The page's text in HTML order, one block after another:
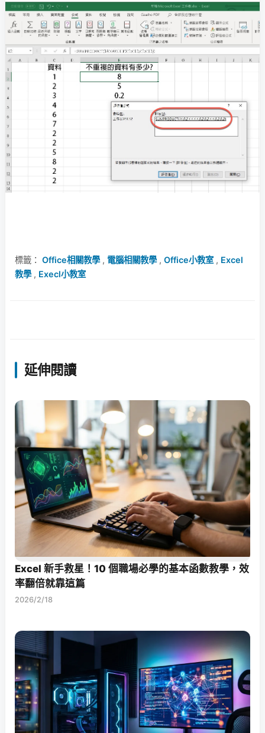
標籤： Office相關教學, 電腦相關教學, Office小教室 , Excel
教學, Execl小教室
延伸閱讀
Excel 新手救星！10 個職場必學的基本函數教學，效
率翻倍就靠這篇
2026/2/18